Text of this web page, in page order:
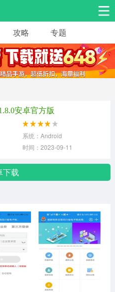
手游工具
扮演 益智休闲
成
攻略 专题
安卓官方版
系统：Android
时间：2023-09-11
下载